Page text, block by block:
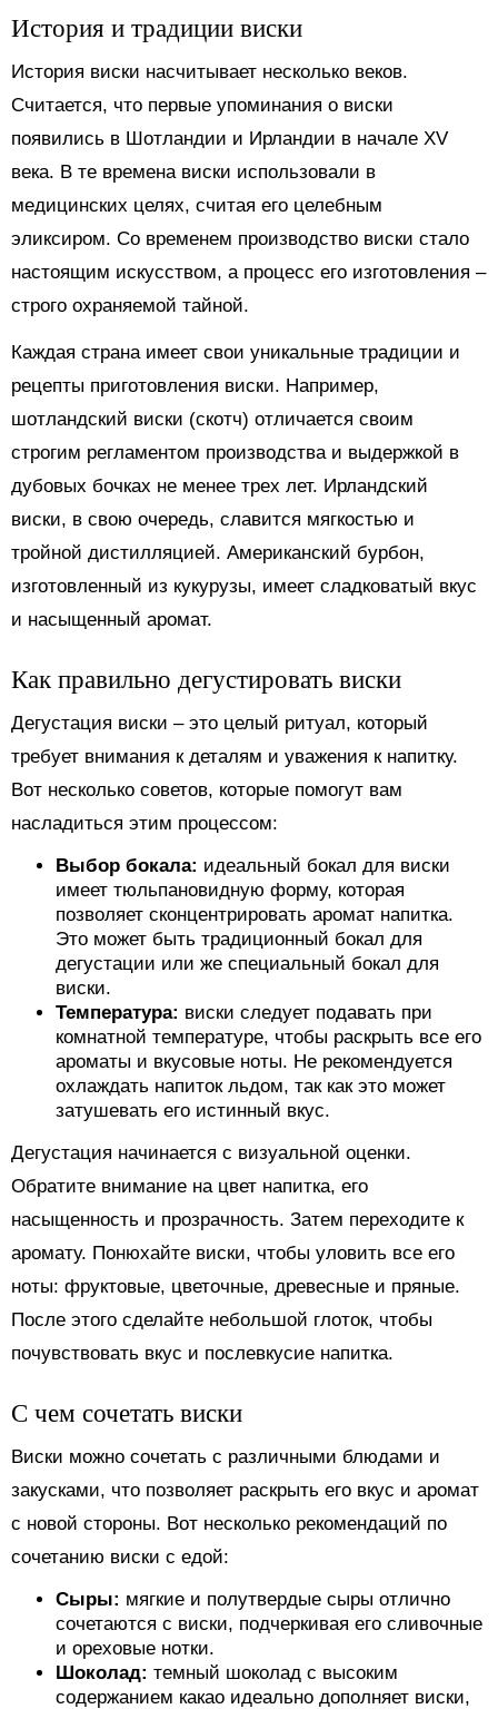
История и традиции виски
История виски насчитывает несколько веков.
Считается, что первые упоминания о виски
появились в Шотландии и Ирландии в начале XV
века. В те времена виски использовали в
медицинских целях, считая его целебным
эликсиром. Со временем производство виски стало
настоящим искусством, а процесс его изготовления –
строго охраняемой тайной.
Каждая страна имеет свои уникальные традиции и
рецепты приготовления виски. Например,
шотландский виски (скотч) отличается своим
строгим регламентом производства и выдержкой в
дубовых бочках не менее трех лет. Ирландский
виски, в свою очередь, славится мягкостью и
тройной дистилляцией. Американский бурбон,
изготовленный из кукурузы, имеет сладковатый вкус
и насыщенный аромат.
Как правильно дегустировать виски
Дегустация виски – это целый ритуал, который
требует внимания к деталям и уважения к напитку.
Вот несколько советов, которые помогут вам
насладиться этим процессом:
Выбор бокала: идеальный бокал для виски
имеет тюльпановидную форму, которая
позволяет сконцентрировать аромат напитка.
Это может быть традиционный бокал для
дегустации или же специальный бокал для
виски.
Температура: виски следует подавать при
комнатной температуре, чтобы раскрыть все его
ароматы и вкусовые ноты. Не рекомендуется
охлаждать напиток льдом, так как это может
затушевать его истинный вкус.
Дегустация начинается с визуальной оценки.
Обратите внимание на цвет напитка, его
насыщенность и прозрачность. Затем переходите к
аромату. Понюхайте виски, чтобы уловить все его
ноты: фруктовые, цветочные, древесные и пряные.
После этого сделайте небольшой глоток, чтобы
почувствовать вкус и послевкусие напитка.
С чем сочетать виски
Виски можно сочетать с различными блюдами и
закусками, что позволяет раскрыть его вкус и аромат
с новой стороны. Вот несколько рекомендаций по
сочетанию виски с едой:
Сыры: мягкие и полутвердые сыры отлично
сочетаются с виски, подчеркивая его сливочные
и ореховые нотки.
Шоколад: темный шоколад с высоким
содержанием какао идеально дополняет виски,